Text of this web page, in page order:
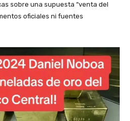
sobre una supuesta “venta del
oficiales ni fuentes